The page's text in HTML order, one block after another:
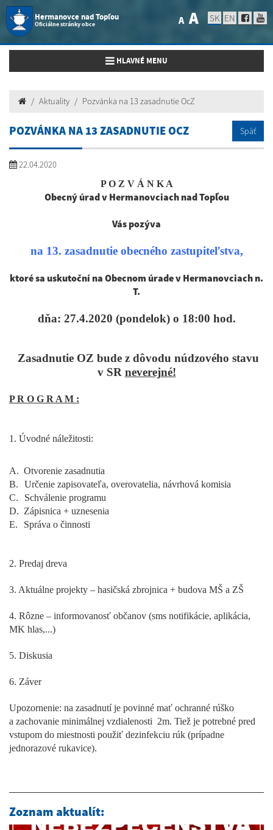
Hermanovce nad Topľou
Oficiálne stránky obce A A SK EN
Toggle navigation
HLAVNÉ MENU
Aktuality Pozvánka na 13 zasadnutie OcZ
POZVÁNKA NA 13 ZASADNUTIE OCZ Späť
22.04.2020
P O Z V Á N K A
Obecný úrad v Hermanovciach nad Topľou
Vás pozýva
na 13. zasadnutie obecného zastupiteľstva,
ktoré sa uskutoční na Obecnom úrade v Hermanovciach n.
T.
dňa: 27.4.2020 (pondelok) o 18:00 hod.
Zasadnutie OZ bude z dôvodu núdzového stavu
v SR neverejné!
P R O G R A M :
1. Úvodné náležitosti:
A. Otvorenie zasadnutia
B.
Určenie zapisovateľa, overovatelia, návrhová komisia
C.
Schválenie programu
D. Zápisnica + uznesenia
E.
Správa o činnosti
2. Predaj dreva
3. Aktuálne projekty – hasičská zbrojnica + budova MŠ a ZŠ
4. Rôzne – informovanosť občanov (sms notifikácie, aplikácia,
MK hlas,...)
5. Diskusia
6. Záver
Upozornenie: na zasadnutí je povinné mať ochranné rúško
a zachovanie minimálnej vzdialenosti 2m. Tiež je potrebné pred
vstupom do miestnosti použiť dezinfekciu rúk (prípadne
jednorazové rukavice).
Zoznam aktualít: